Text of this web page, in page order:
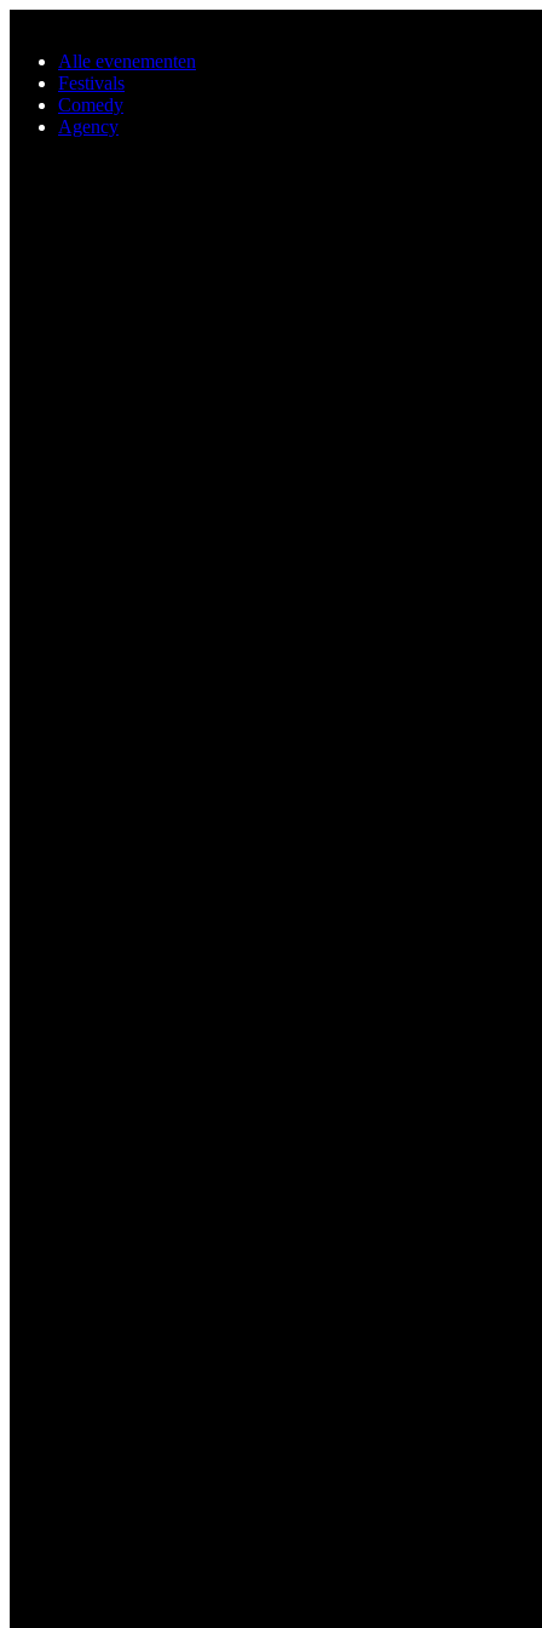
Alle evenementen
Festivals
Comedy
Agency